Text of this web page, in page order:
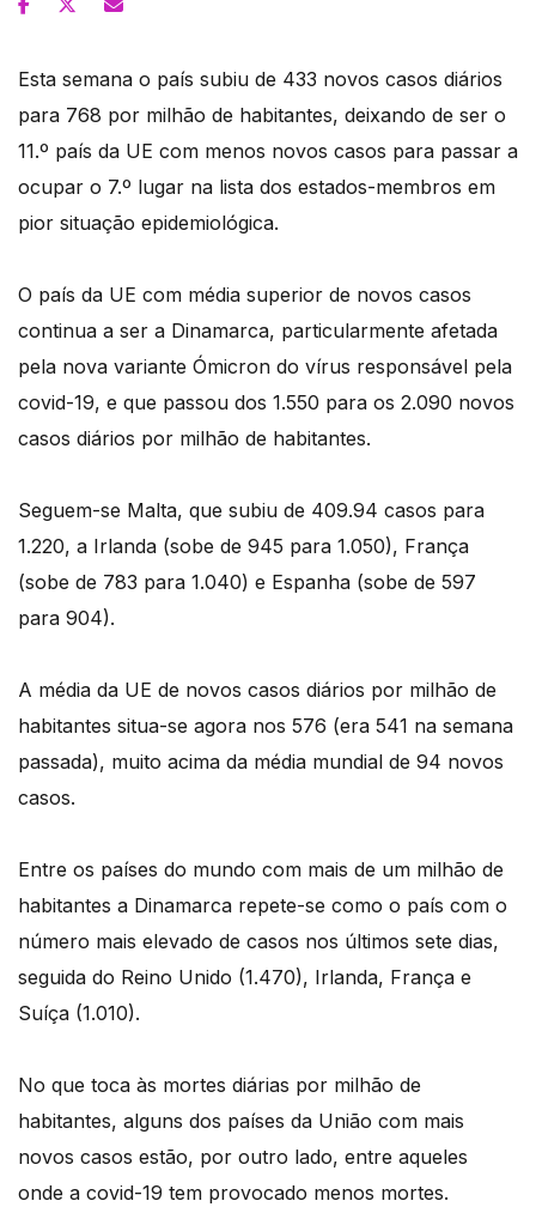
Esta semana o país subiu de 433 novos casos diários
para 768 por milhão de habitantes, deixando de ser o
11.º país da UE com menos novos casos para passar a
ocupar o 7.º lugar na lista dos estados-membros em
pior situação epidemiológica.
O país da UE com média superior de novos casos
continua a ser a Dinamarca, particularmente afetada
pela nova variante Ómicron do vírus responsável pela
covid-19, e que passou dos 1.550 para os 2.090 novos
casos diários por milhão de habitantes.
Seguem-se Malta, que subiu de 409.94 casos para
1.220, a Irlanda (sobe de 945 para 1.050), França
(sobe de 783 para 1.040) e Espanha (sobe de 597
para 904).
A média da UE de novos casos diários por milhão de
habitantes situa-se agora nos 576 (era 541 na semana
passada), muito acima da média mundial de 94 novos
casos.
Entre os países do mundo com mais de um milhão de
habitantes a Dinamarca repete-se como o país com o
número mais elevado de casos nos últimos sete dias,
seguida do Reino Unido (1.470), Irlanda, França e
Suíça (1.010).
No que toca às mortes diárias por milhão de
habitantes, alguns dos países da União com mais
novos casos estão, por outro lado, entre aqueles
onde a covid-19 tem provocado menos mortes.